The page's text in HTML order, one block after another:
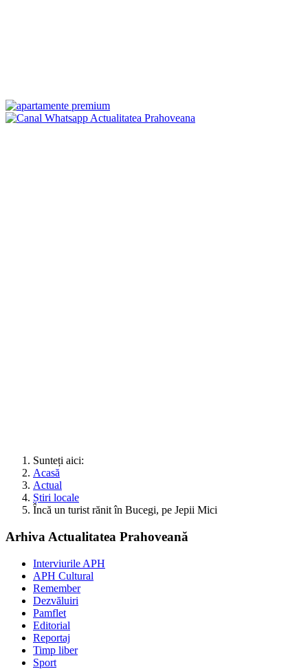
Sunteți aici:
Acasă
Actual
Știri locale
Încă un turist rănit în Bucegi, pe Jepii Mici
Arhiva Actualitatea Prahoveană
Interviurile APH
APH Cultural
Remember
Dezvăluiri
Pamflet
Editorial
Reportaj
Timp liber
Sport